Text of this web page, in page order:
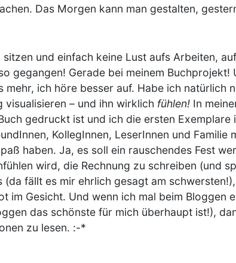
Das Morgen kann man gestalten,
und einfach keine Lust aufs Arbeiten,
gegangen! Gerade bei meinem Buchprojekt!
ich höre besser auf. Habe ich natürlich
– und ihn wirklich fühlen! In
gedruckt ist und ich die ersten Exemplare
KollegInnen, LeserInnen und Familie
haben. Ja, es soll ein rauschendes Fest
wird, die Rechnung zu schreiben (und
fällt es mir ehrlich gesagt am
Gesicht. Und wenn ich mal beim Bloggen
das schönste für mich überhaupt ist!),
zu lesen. :-*